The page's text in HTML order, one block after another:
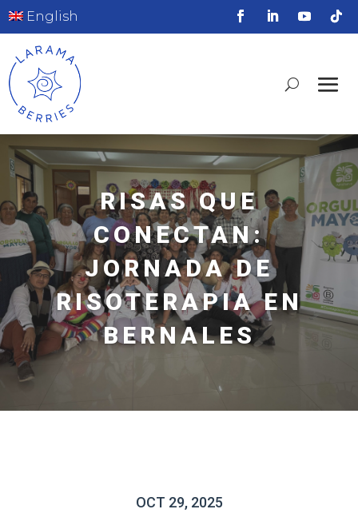
English
RISAS QUE
CONECTAN:
JORNADA DE
RISOTERAPIA EN
BERNALES
OCT 29, 2025